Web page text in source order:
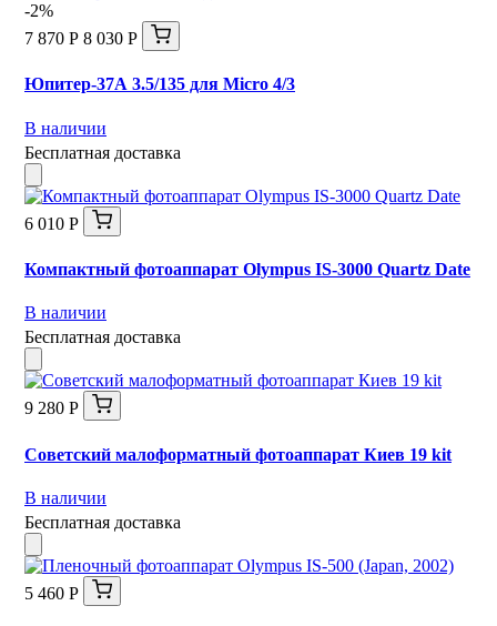
-2%
7 870 Р 8 030 Р
Юпитер-37А 3.5/135 для Micro 4/3
В наличии
Бесплатная доставка
6 010 Р
Компактный фотоаппарат Olympus IS-3000 Quartz Date
В наличии
Бесплатная доставка
9 280 Р
Советский малоформатный фотоаппарат Киев 19 kit
В наличии
Бесплатная доставка
5 460 Р